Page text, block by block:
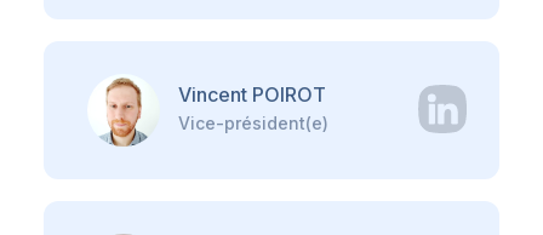
Vincent POIROT
Vice-président(e)